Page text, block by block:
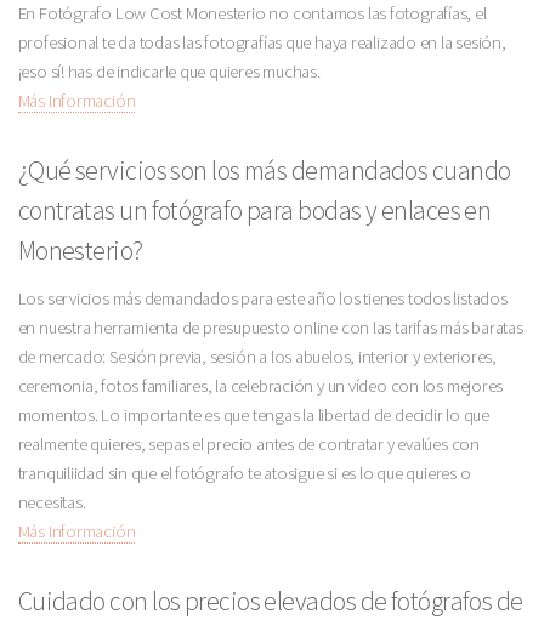
En Fotógrafo Low Cost Monesterio no contamos las fotografías, el
profesional te da todas las fotografías que haya realizado en la sesión,
¡eso sí! has de indicarle que quieres muchas.
Más Información
¿Qué servicios son los más demandados cuando
contratas un fotógrafo para bodas y enlaces en
Monesterio?
Los servicios más demandados para este año los tienes todos listados
en nuestra herramienta de presupuesto online con las tarifas más baratas
de mercado: Sesión previa, sesión a los abuelos, interior y exteriores,
ceremonia, fotos familiares, la celebración y un vídeo con los mejores
momentos. Lo importante es que tengas la libertad de decidir lo que
realmente quieres, sepas el precio antes de contratar y evalúes con
tranquiliidad sin que el fotógrafo te atosigue si es lo que quieres o
necesitas.
Más Información
Cuidado con los precios elevados de fotógrafos de